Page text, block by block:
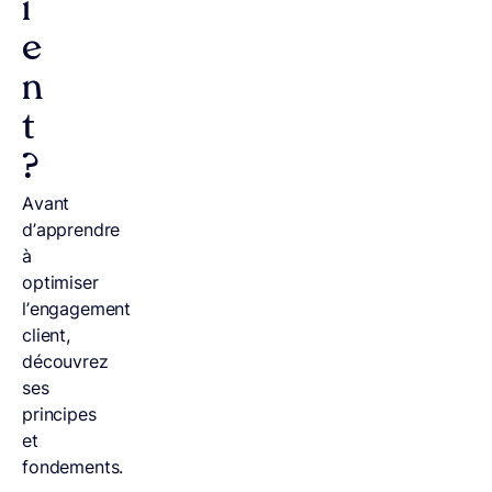
i
e
n
t
?
Avant
d’apprendre
à
optimiser
l’engagement
client,
découvrez
ses
principes
et
fondements.